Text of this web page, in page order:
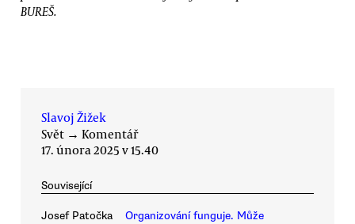
BUREŠ.
Slavoj Žižek
Svět → Komentář
17. února 2025 v 15.40
Související
Josef Patočka
Organizování funguje. Může